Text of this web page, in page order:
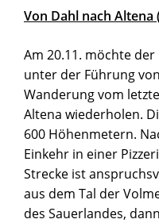
Von Dahl nach Altena
Am 20.11. möchte
unter der Führung
Wanderung vom
Altena wiederholen.
600 Höhenmetern.
Einkehr in einer
Strecke ist
aus dem Tal der
des Sauerlandes,